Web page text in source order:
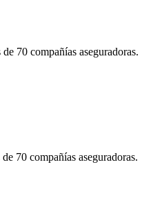
70 compañías aseguradoras.
70 compañías aseguradoras.